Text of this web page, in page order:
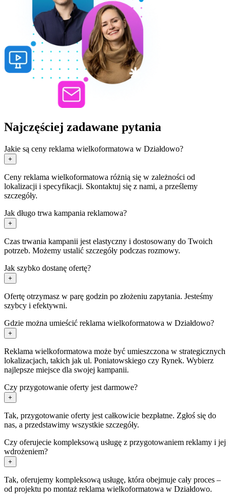
Najczęściej zadawane pytania
Jakie są ceny reklama wielkoformatowa w Działdowo?
+
Ceny reklama wielkoformatowa różnią się w zależności od
lokalizacji i specyfikacji. Skontaktuj się z nami, a prześlemy
szczegóły.
Jak długo trwa kampania reklamowa?
+
Czas trwania kampanii jest elastyczny i dostosowany do Twoich
potrzeb. Możemy ustalić szczegóły podczas rozmowy.
Jak szybko dostanę ofertę?
+
Ofertę otrzymasz w parę godzin po złożeniu zapytania. Jesteśmy
szybcy i efektywni.
Gdzie można umieścić reklama wielkoformatowa w Działdowo?
+
Reklama wielkoformatowa może być umieszczona w strategicznych
lokalizacjach, takich jak ul. Poniatowskiego czy Rynek. Wybierz
najlepsze miejsce dla swojej kampanii.
Czy przygotowanie oferty jest darmowe?
+
Tak, przygotowanie oferty jest całkowicie bezpłatne. Zgłoś się do
nas, a przedstawimy wszystkie szczegóły.
Czy oferujecie kompleksową usługę z przygotowaniem reklamy i jej
wdrożeniem?
+
Tak, oferujemy kompleksową usługę, która obejmuje cały proces –
od projektu po montaż reklama wielkoformatowa w Działdowo.